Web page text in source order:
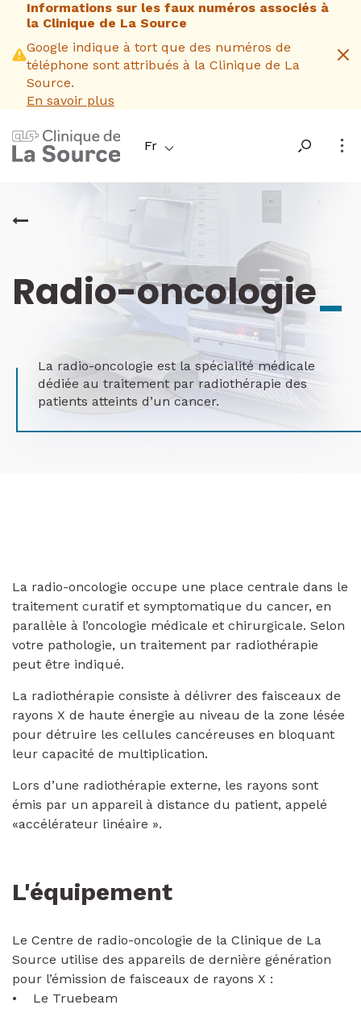
Aller
contenu
principal
Informations sur les faux numéros associés à
la Clinique de La Source
Google indique à tort que des numéros de
téléphone sont attribués à la Clinique de La
Source.
En savoir plus
Fr
Radio-oncologie
La radio-oncologie est la spécialité médicale
dédiée au traitement par radiothérapie des
patients atteints d’un cancer.
La radio-oncologie occupe une place centrale dans le
traitement curatif et symptomatique du cancer, en
parallèle à l’oncologie médicale et chirurgicale. Selon
votre pathologie, un traitement par radiothérapie
peut être indiqué.
La radiothérapie consiste à délivrer des faisceaux de
rayons X de haute énergie au niveau de la zone lésée
pour détruire les cellules cancéreuses en bloquant
leur capacité de multiplication.
Lors d’une radiothérapie externe, les rayons sont
émis par un appareil à distance du patient, appelé
«accélérateur linéaire ».
L'équipement
Le Centre de radio-oncologie de la Clinique de La
Source utilise des appareils de dernière génération
pour l’émission de faisceaux de rayons X :
• Le Truebeam